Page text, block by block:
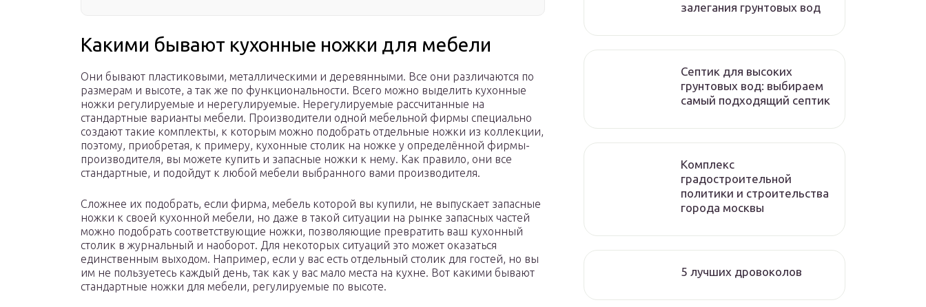
Какими бывают кухонные ножки для мебели
Они бывают пластиковыми, металлическими и деревянными. Все они различаются по
размерам и высоте, а так же по функциональности. Всего можно выделить кухонные
ножки регулируемые и нерегулируемые. Нерегулируемые рассчитанные на
стандартные варианты мебели. Производители одной мебельной фирмы специально
создают такие комплекты, к которым можно подобрать отдельные ножки из коллекции,
поэтому, приобретая, к примеру, кухонные столик на ножке у определённой фирмы-
производителя, вы можете купить и запасные ножки к нему. Как правило, они все
стандартные, и подойдут к любой мебели выбранного вами производителя.
Сложнее их подобрать, если фирма, мебель которой вы купили, не выпускает запасные
ножки к своей кухонной мебели, но даже в такой ситуации на рынке запасных частей
можно подобрать соответствующие ножки, позволяющие превратить ваш кухонный
столик в журнальный и наоборот. Для некоторых ситуаций это может оказаться
единственным выходом. Например, если у вас есть отдельный столик для гостей, но вы
им не пользуетесь каждый день, так как у вас мало места на кухне. Вот какими бывают
стандартные ножки для мебели, регулируемые по высоте.
залегания грунтовых вод
Септик для высоких
грунтовых вод: выбираем
самый подходящий септик
Комплекс
градостроительной
политики и строительства
города москвы
5 лучших дровоколов